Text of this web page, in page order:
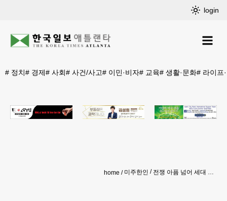
login
# 정치# 경제# 사회# 사건/사고# 이민·비자# 교육# 생활·문화# 라이프
home 미주한인 전쟁 아픔 넘어 세대 잇는 가족의 기억